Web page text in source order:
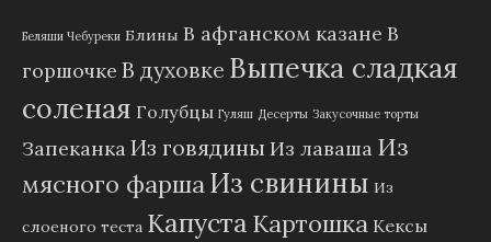
Беляши Чебуреки Блины В афганском казане В
горшочке В духовке Выпечка сладкая
соленая Голубцы Гуляш Десерты Закусочные торты
ЗапеканкаИз говядины Из лаваша Из
мясного фаршаИз свинины Из
слоеного теста Капуста Картошка Кексы